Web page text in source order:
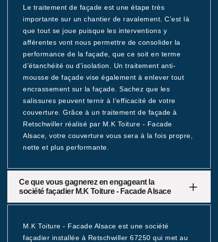
Le traitement de façade est une étape très
importante sur un chantier de ravalement. C’est là
que tout se joue puisque les interventions y
afférentes vont nous permettre de consolider la
performance de la façade, que ce soit en terme
d’étanchéité ou d’isolation. Un traitement anti-
mousse de façade vise également à enlever tout
encrassement sur la façade. Sachez que les
salissures peuvent ternir à l’efficacité de votre
couverture. Grâce à un traitement de façade à
Retschwiller réalisé par M.K Toiture - Facade
Alsace, votre couverture vous sera à la fois propre,
nette et plus performante.
Ce que vous gagnerez en engageant la
société façadier M.K Toiture - Facade Alsace
M.K Toiture - Facade Alsace est une société
façadier installée à Retschwiller 67250 qui met au